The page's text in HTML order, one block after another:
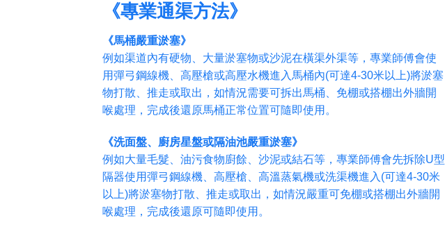
《專業通渠方法》
《馬桶嚴重淤塞》
例如渠道內有硬物、大量淤塞物或沙泥在橫渠外渠等，專業師傅會使
用彈弓鋼線機、高壓槍或高壓水機進入馬桶內(可達4-30米以上)將淤塞
物打散、推走或取出，如情況需要可拆出馬桶、免棚或搭棚出外牆開
喉處理，完成後還原馬桶正常位置可隨即使用。
《洗面盤、廚房星盤或隔油池嚴重淤塞》
例如大量毛髮、油污食物廚餘、沙泥或結石等，專業師傅會先拆除U型
隔器使用彈弓鋼線機、高壓槍、高溫蒸氣機或洗渠機進入(可達4-30米
以上)將淤塞物打散、推走或取出，如情況嚴重可免棚或搭棚出外牆開
喉處理，完成後還原可隨即使用。